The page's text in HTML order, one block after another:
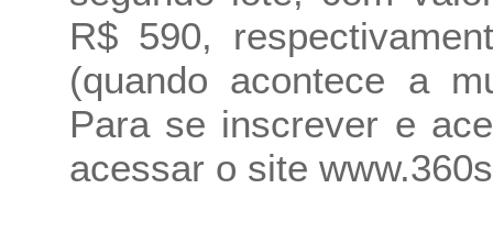
R$ 590,
(quando acontece a
Para se inscrever e
acessar o site